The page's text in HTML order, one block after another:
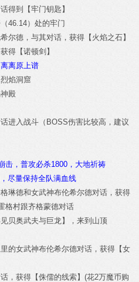
得到【牢门钥匙】
46.14）处的牢门
尔德，与其对话，获得【火焰之石】
得【诺顿剑】
离原上谱
焰洞窟
殿
进入战斗（BOSS伤害比较高，建议
击，普攻必杀1800，大地祈祷
尽量保持全队满血线
琳德和女武神布伦希尔德对话，获得
格村跟齐格蒙德对话
贝奥武夫与巨龙】，来到山顶
的女武神布伦希尔德对话，获得【女
，获得【侏儒的线索】(花2万魔币购